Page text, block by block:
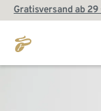
Gratisversand ab